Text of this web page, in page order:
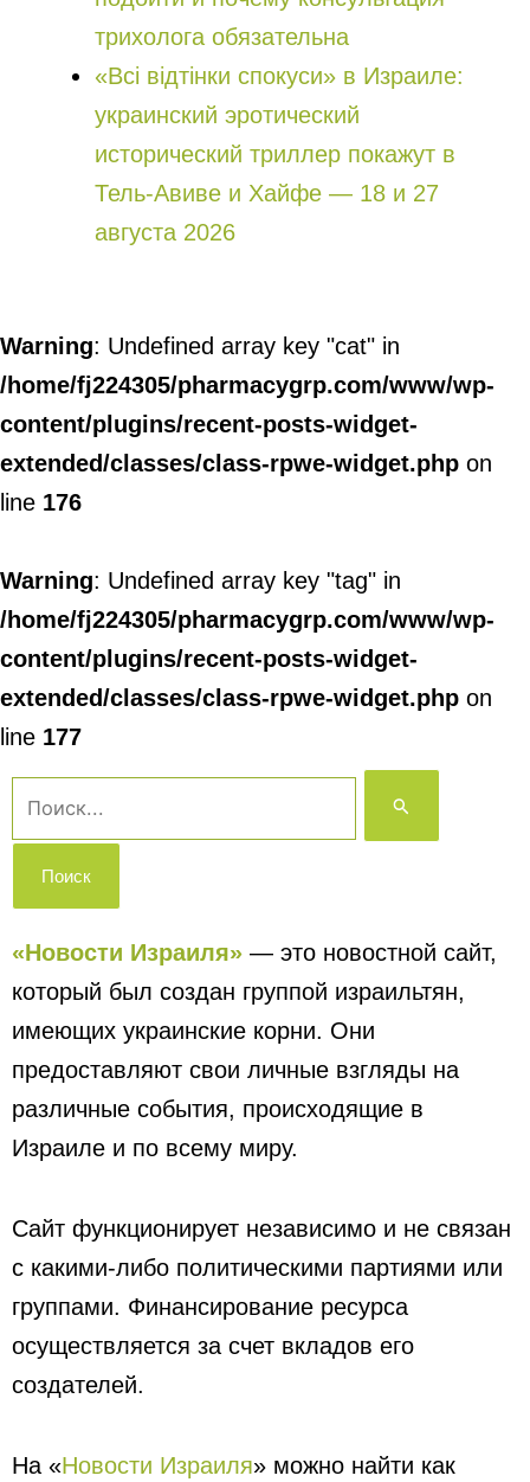
трихолога обязательна
«Всі відтінки спокуси» в Израиле:
украинский эротический
исторический триллер покажут в
Тель-Авиве и Хайфе — 18 и 27
августа 2026
Warning: Undefined array key "cat" in
/home/fj224305/pharmacygrp.com/www/wp-
content/plugins/recent-posts-widget-
extended/classes/class-rpwe-widget.php on
line 176
Warning: Undefined array key "tag" in
/home/fj224305/pharmacygrp.com/www/wp-
content/plugins/recent-posts-widget-
extended/classes/class-rpwe-widget.php on
line 177
Поиск:
«Новости Израиля» — это новостной сайт,
который был создан группой израильтян,
имеющих украинские корни. Они
предоставляют свои личные взгляды на
различные события, происходящие в
Израиле и по всему миру.
Сайт функционирует независимо и не связан
с какими-либо политическими партиями или
группами. Финансирование ресурса
осуществляется за счет вкладов его
создателей.
На «Новости Израиля» можно найти как